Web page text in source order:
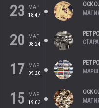
23
МАР
18:47
20
МАР
08:24
РЕТРО
17
МАР
09:20
РЕТРО
МАРШ
15
МАР
19:03